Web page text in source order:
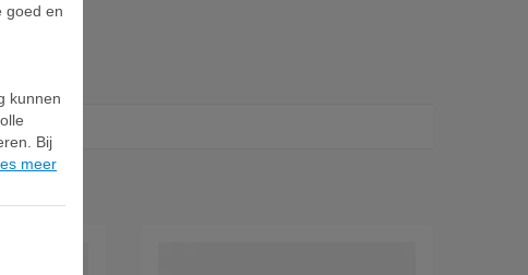
goed en
kunnen
Bij
meer